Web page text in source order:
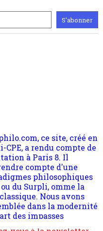
philosophiques
du Surpli, omme la
Nous avons
dans la modernité
des impasses
Cette pensée hors
riche de
Ce site contient des
grand nombre de
vous à la newsletter
commentez sans
sur les réseaux et si